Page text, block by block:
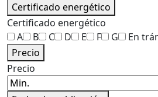
Certificado energético
Certificado energético
A
B C D E F G En
Precio
Precio